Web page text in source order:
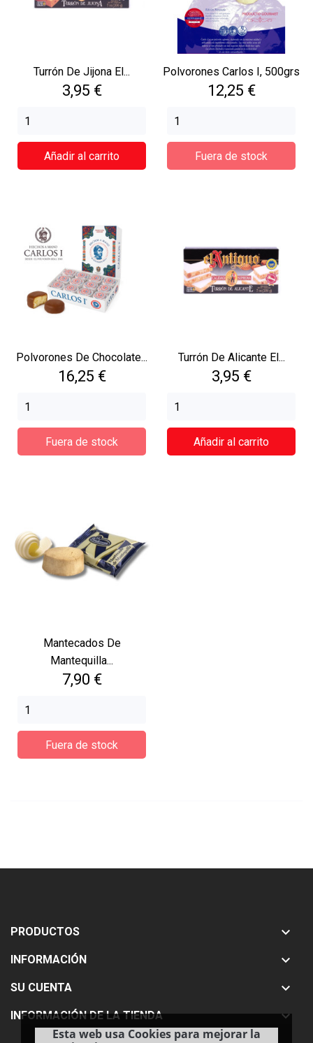
Esta web usa Cookies para mejorar la
Turrón De Jijona El...
Precio
3,95 €
Añadir al carrito
Polvorones Carlos I, 500grs
Precio
12,25 €
Fuera de stock
Polvorones De Chocolate...
Precio
16,25 €
Fuera de stock
Turrón De Alicante El...
Precio
3,95 €
Añadir al carrito
Mantecados De
Mantequilla...
Precio
7,90 €
Fuera de stock
PRODUCTOS 
INFORMACIÓN 
SU CUENTA 
INFORMACIÓN DE LA TIENDA 